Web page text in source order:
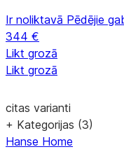
Ir noliktavā Pēdējie
344 €
Likt grozā
Likt grozā
citas varianti
+ Kategorijas (3)
Hanse Home